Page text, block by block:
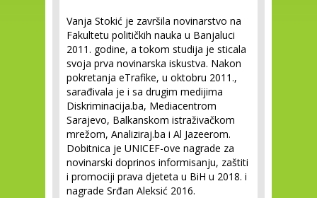
Vanja Stokić je završila novinarstvo na
Fakultetu političkih nauka u Banjaluci
2011. godine, a tokom studija je sticala
svoja prva novinarska iskustva. Nakon
pokretanja eTrafike, u oktobru 2011.,
sarađivala je i sa drugim medijima
Diskriminacija.ba, Mediacentrom
Sarajevo, Balkanskom istraživačkom
mrežom, Analiziraj.ba i Al Jazeerom.
Dobitnica je UNICEF-ove nagrade za
novinarski doprinos informisanju, zaštiti
i promociji prava djeteta u BiH u 2018. i
nagrade Srđan Aleksić 2016.